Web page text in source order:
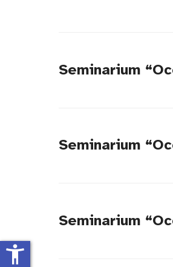
Seminarium
Seminarium
Seminarium
accessibility_new